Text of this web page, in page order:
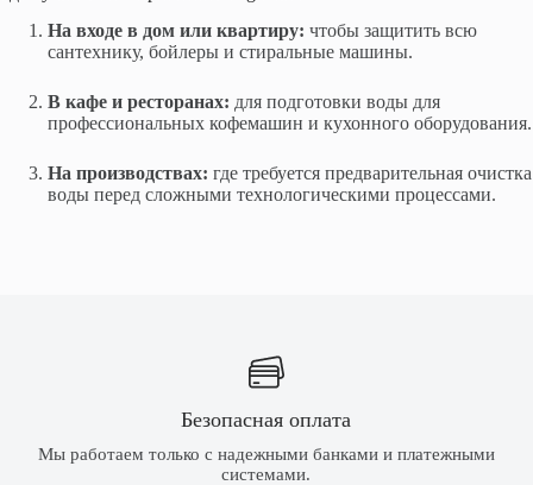
На входе в дом или квартиру: чтобы защитить всю
сантехнику, бойлеры и стиральные машины.
В кафе и ресторанах: для подготовки воды для
профессиональных кофемашин и кухонного оборудования.
На производствах: где требуется предварительная очистка
воды перед сложными технологическими процессами.
Безопасная оплата
Мы работаем только с надежными банками и платежными
системами.